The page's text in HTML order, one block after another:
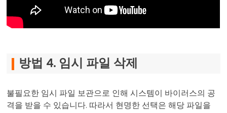
방법 4. 임시 파일 삭제
불필요한 임시 파일 보관으로 인해 시스템이 바이러스의 공
격을 받을 수 있습니다. 따라서 현명한 선택은 해당 파일을